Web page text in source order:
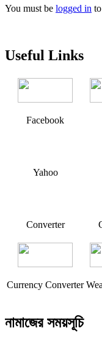
You must be logged in
Useful Links
Facebook
Yahoo
Converter
Currency Converter
নামাজের সময়সূচি